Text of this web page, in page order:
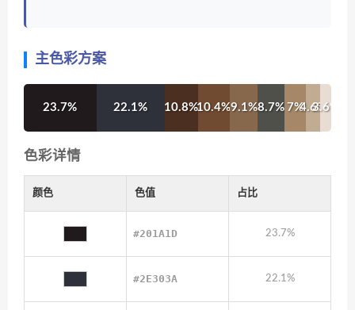
主色彩方案
23.7% 22.1% 10.8%10.4%9.1%8.7% 7%4.6%
3.6%
色彩详情
颜色 色值 占比
#201A1D 23.7%
#2E303A 22.1%